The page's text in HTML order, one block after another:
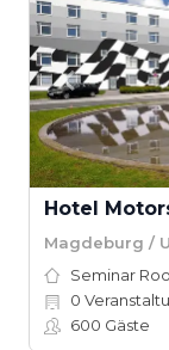
Hotel
Magdeburg /
Seminar
0
600 Gäste